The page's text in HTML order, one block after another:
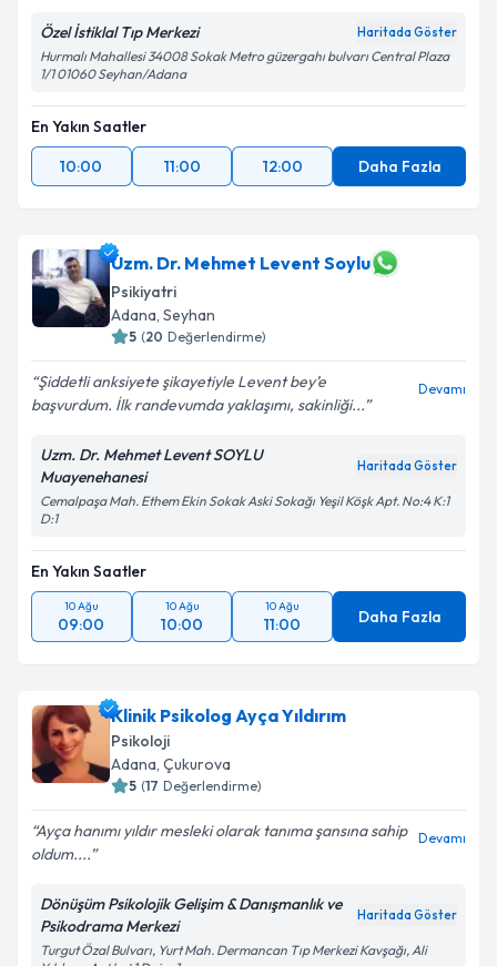
Özel İstiklal Tıp Merkezi Haritada Göster
Hurmalı Mahallesi 34008 Sokak Metro güzergahı bulvarı Central Plaza
1/1 01060 Seyhan/Adana
En Yakın Saatler
10:00
11:00 12:00 Daha Fazla
Uzm. Dr. Mehmet Levent Soylu
Psikiyatri
Adana, Seyhan
5 (20 Değerlendirme)
Şiddetli anksiyete şikayetiyle Levent bey’e
başvurdum. İlk randevumda yaklaşımı, sakinliği...
Devamı
Uzm. Dr. Mehmet Levent SOYLU
Muayenehanesi
Haritada Göster
Cemalpaşa Mah. Ethem Ekin Sokak Aski Sokağı Yeşil Köşk Apt. No:4 K:1
D:1
En Yakın Saatler
10 Ağu
09:00
10 Ağu
10:00
10 Ağu
11:00 Daha Fazla
Klinik Psikolog Ayça Yıldırım
Psikoloji
Adana, Çukurova
5 (17 Değerlendirme)
Ayça hanımı yıldır mesleki olarak tanıma şansına sahip
oldum....
Devamı
Dönüşüm Psikolojik Gelişim & Danışmanlık ve
Psikodrama Merkezi
Haritada Göster
Turgut Özal Bulvarı, Yurt Mah. Dermancan Tıp Merkezi Kavşağı, Ali